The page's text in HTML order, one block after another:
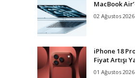
MacBook
02 Ağustos 2026
iPhone 18
Fiyat Artışı
01 Ağustos 2026